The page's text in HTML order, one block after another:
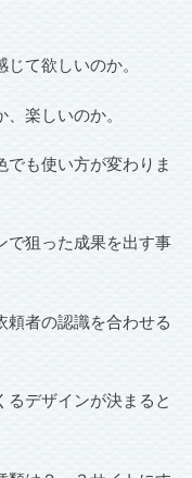
て欲しいのか。
楽しいのか。
も使い方が変わりま
で狙った成果を出す事
頼者の認識を合わせる
るデザインが決まると